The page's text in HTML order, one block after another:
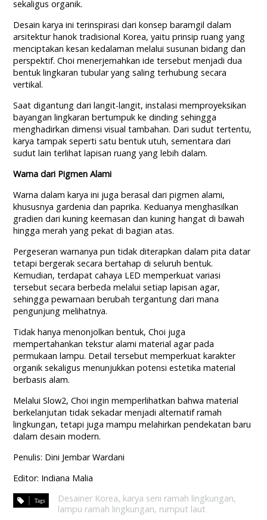
sekaligus organik.
Desain karya ini terinspirasi dari konsep baramgil dalam
arsitektur hanok tradisional Korea, yaitu prinsip ruang yang
menciptakan kesan kedalaman melalui susunan bidang dan
perspektif. Choi menerjemahkan ide tersebut menjadi dua
bentuk lingkaran tubular yang saling terhubung secara
vertikal.
Saat digantung dari langit-langit, instalasi memproyeksikan
bayangan lingkaran bertumpuk ke dinding sehingga
menghadirkan dimensi visual tambahan. Dari sudut tertentu,
karya tampak seperti satu bentuk utuh, sementara dari
sudut lain terlihat lapisan ruang yang lebih dalam.
Warna dari Pigmen Alami
Warna dalam karya ini juga berasal dari pigmen alami,
khususnya gardenia dan paprika. Keduanya menghasilkan
gradien dari kuning keemasan dan kuning hangat di bawah
hingga merah yang pekat di bagian atas.
Pergeseran warnanya pun tidak diterapkan dalam pita datar
tetapi bergerak secara bertahap di seluruh bentuk.
Kemudian, terdapat cahaya LED memperkuat variasi
tersebut secara berbeda melalui setiap lapisan agar,
sehingga pewarnaan berubah tergantung dari mana
pengunjung melihatnya.
Tidak hanya menonjolkan bentuk, Choi juga
mempertahankan tekstur alami material agar pada
permukaan lampu. Detail tersebut memperkuat karakter
organik sekaligus menunjukkan potensi estetika material
berbasis alam.
Melalui Slow2, Choi ingin memperlihatkan bahwa material
berkelanjutan tidak sekadar menjadi alternatif ramah
lingkungan, tetapi juga mampu melahirkan pendekatan baru
dalam desain modern.
Penulis: Dini Jembar Wardani
Editor: Indiana Malia
Desainer Korea, karya seni ramah lingkungan,
lampu ramah lingkungan, rumput laut